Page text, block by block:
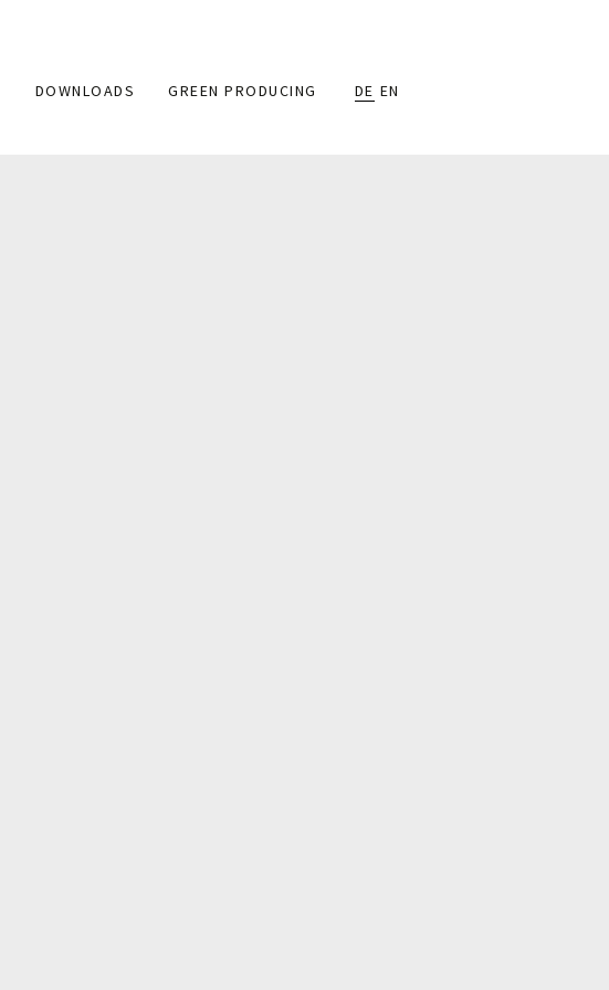
DOWNLOADS GREEN PRODUCING DE EN